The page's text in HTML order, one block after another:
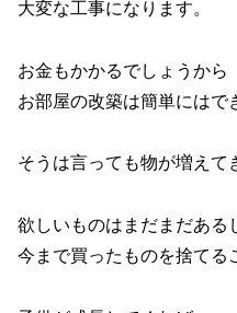
大変な工事になります。
お金もかかるでしょうから
お部屋の改築は簡単にはで
そうは言っても物が増えて
欲しいものはまだまだある
今まで買ったものを捨てる